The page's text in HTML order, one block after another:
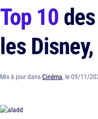
Top 10
les
Mis à jour dansCinéma, le 09/11/